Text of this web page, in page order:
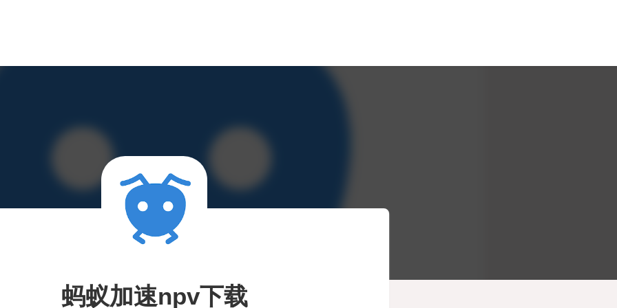
蚂蚁加速npv下载